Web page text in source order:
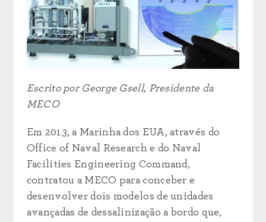
Escrito por George Gsell, Presidente da
MECO
Em 2013, a Marinha dos EUA, através do
Office of Naval Research e do Naval
Facilities Engineering Command,
contratou a MECO para conceber e
desenvolver dois modelos de unidades
avançadas de dessalinização a bordo que,